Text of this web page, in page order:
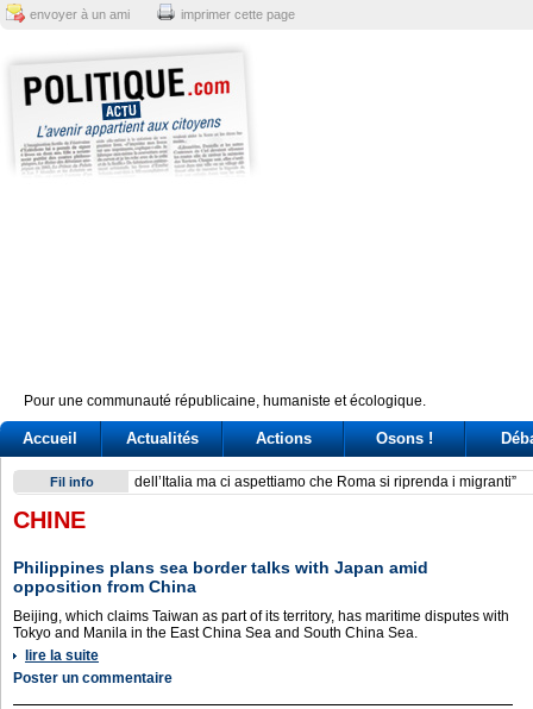
envoyer à un ami imprimer cette page
Pour une communauté républicaine, humaniste et écologique.
Accueil Actualités Actions Osons !
Fil info Giuseppe Conte, un’«agenda» per la leadership (ma il
CHINE
Philippines plans sea border talks with Japan amid
opposition from China
Beijing, which claims Taiwan as part of its territory, has maritime disputes with
Tokyo and Manila in the East China Sea and South China Sea.
lire la suite
Poster un commentaire